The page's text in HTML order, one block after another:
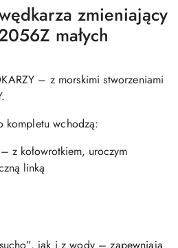
zmieniający
małych
– z morskimi stworzeniami
kompletu wchodzą:
z kołowrotkiem, uroczym
linką